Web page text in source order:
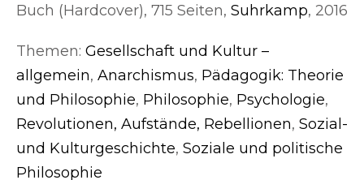
Buch (Hardcover), 715 Seiten, Suhrkamp, 2016
Themen: Gesellschaft und Kultur –
allgemein, Anarchismus, Pädagogik: Theorie
und Philosophie, Philosophie, Psychologie,
Revolutionen, Aufstände, Rebellionen, Sozial-
und Kulturgeschichte, Soziale und politische
Philosophie